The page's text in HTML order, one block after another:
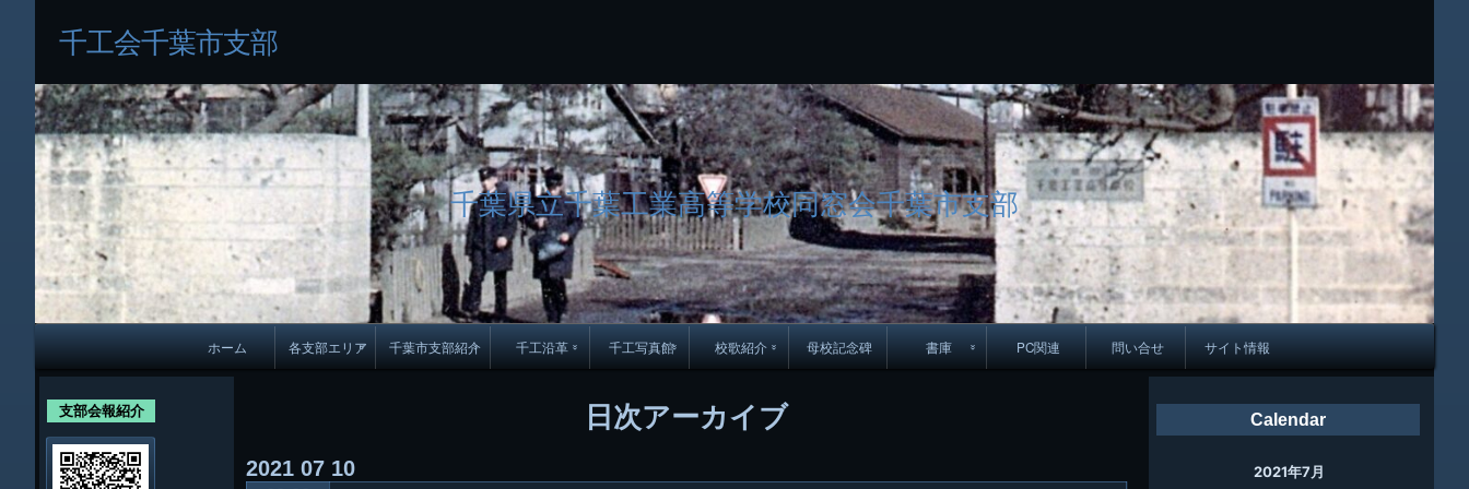
ツ
へ
ス
キ
ッ
プ
2
2
8
千工会千葉市支部
千葉県立千葉工業高等学校同窓会千葉市支部
メ
イ
ン
ナ
ビ
ホーム 各支部エリア 千葉市支部紹介
千葉市支部組織図
千工沿革
生実移転の歴史
景山校長回顧録
千工写真館
歴代校長
周年写真 35周年
校歌紹介
校歌
応援歌
県立千葉工業学校
母校記念碑 書庫
君待橋と母校
PC関連 問い合せ サイト情報
日次アーカイブ
2021 07 10
Calendar
2021年7月
支部会報紹介